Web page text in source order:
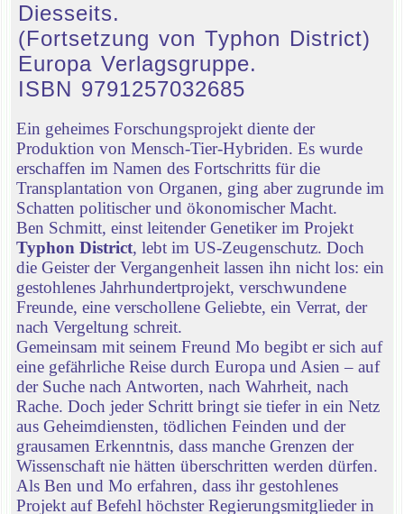
Diesseits.
(Fortsetzung von Typhon District)
Europa Verlagsgruppe.
ISBN 9791257032685
Ein geheimes Forschungsprojekt diente der
Produktion von Mensch-Tier-Hybriden. Es wurde
erschaffen im Namen des Fortschritts für die
Transplantation von Organen, ging aber zugrunde im
Schatten politischer und ökonomischer Macht.
Ben Schmitt, einst leitender Genetiker im Projekt
Typhon District, lebt im US-Zeugenschutz. Doch
die Geister der Vergangenheit lassen ihn nicht los: ein
gestohlenes Jahrhundertprojekt, verschwundene
Freunde, eine verschollene Geliebte, ein Verrat, der
nach Vergeltung schreit.
Gemeinsam mit seinem Freund Mo begibt er sich auf
eine gefährliche Reise durch Europa und Asien – auf
der Suche nach Antworten, nach Wahrheit, nach
Rache. Doch jeder Schritt bringt sie tiefer in ein Netz
aus Geheimdiensten, tödlichen Feinden und der
grausamen Erkenntnis, dass manche Grenzen der
Wissenschaft nie hätten überschritten werden dürfen.
Als Ben und Mo erfahren, dass ihr gestohlenes
Projekt auf Befehl höchster Regierungsmitglieder in